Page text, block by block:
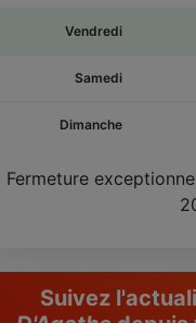
Vendredi
Samedi
Dimanche
Fermeture
Suivez